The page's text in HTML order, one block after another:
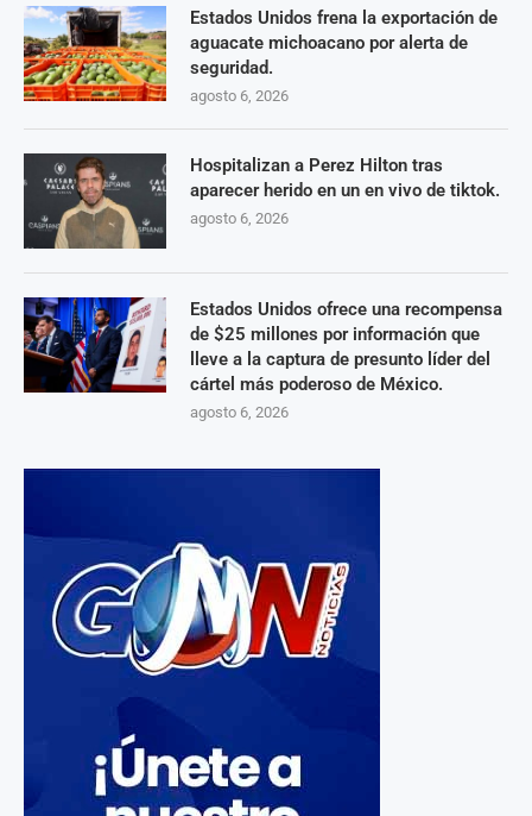
Estados Unidos frena la exportación de
aguacate michoacano por alerta de
seguridad.
agosto 6, 2026
Hospitalizan a Perez Hilton tras
aparecer herido en un en vivo de tiktok.
agosto 6, 2026
Estados Unidos ofrece una recompensa
de $25 millones por información que
lleve a la captura de presunto líder del
cártel más poderoso de México.
agosto 6, 2026